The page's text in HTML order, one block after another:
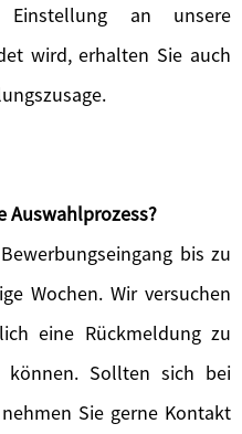
an unsere
wird, erhalten Sie auch
Auswahlprozess?
bis zu
Wochen. Wir versuchen
eine Rückmeldung zu
können. Sollten sich bei
Sie gerne Kontakt